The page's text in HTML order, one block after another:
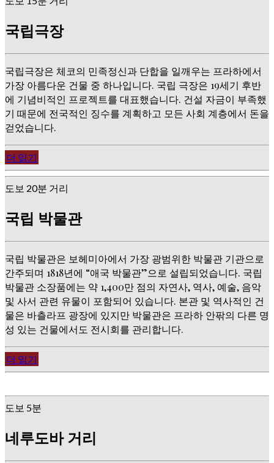
국립극장
국립극장은 체코의 민족정신과 단합을 일깨우는 프라하에서
가장 아름다운 건물 중 하나입니다. 국립 극장은 19세기 후반
에 기념비적인 프로젝트를 대표했습니다. 건설 자금이 부족했
기 때문에 전국적인 징수를 계획하고 모든 사회 계층에서 돈을
걷었습니다.
더 읽기
도보 20분 거리
국립 박물관
국립 박물관은 보헤미아에서 가장 광범위한 박물관 기관으로
간주되며 1818년에 “애국 박물관”으로 설립되었습니다. 국립
박물관 소장품에는 약 1,400만 점의 자연사, 역사, 예술, 음악
및 사서 관련 유물이 포함되어 있습니다. 본관 및 역사적인 건
물은 바츨라프 광장에 있지만 박물관은 프라하 안팎의 다른 명
성 있는 건물에서도 전시회를 관리합니다.
더 읽기
도보 5분
네루도바 거리